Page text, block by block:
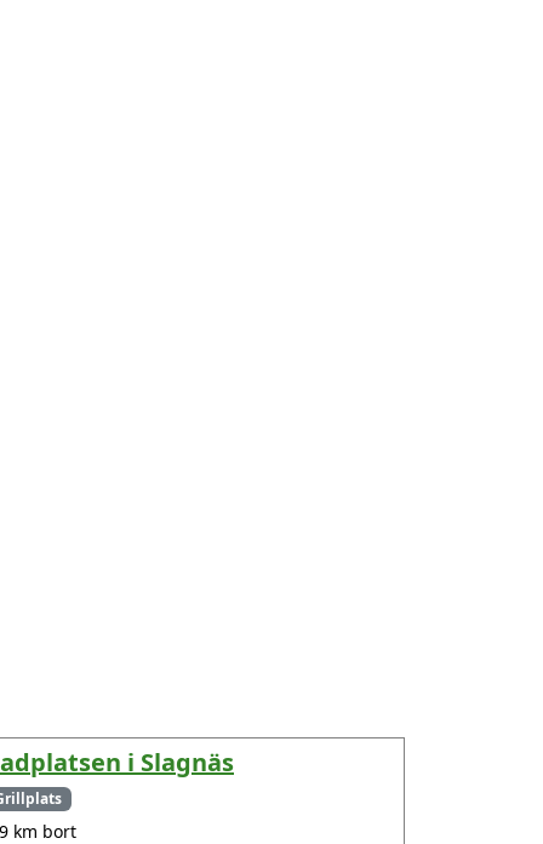
i Slagnäs
km bort